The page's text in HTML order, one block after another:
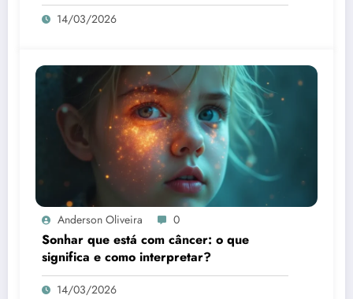
14/03/2026
Anderson Oliveira 0
Sonhar que está com câncer: o que
significa e como interpretar?
14/03/2026